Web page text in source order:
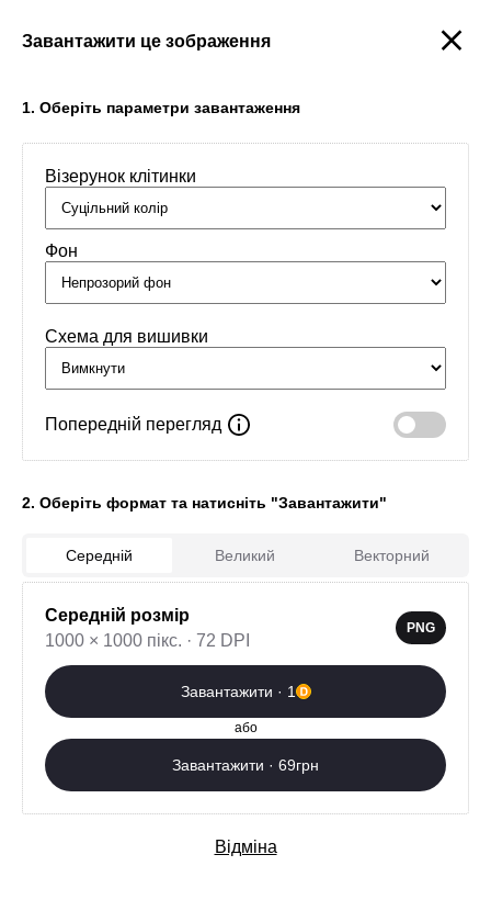
Головна / Орнаменти / Обереги
0
Додаткові послуги
Завантажити це зображення
1. Оберіть параметри завантаження
Візерунок клітинки
Фон
Схема для вишивки
Попередній перегляд
2. Оберіть формат та натисніть "Завантажити"
Середній Великий Векторний
Середній розмір
1000 × 1000 пікс. · 72 DPI
PNG
Завантажити · 1
або
Завантажити · 69грн
Відміна